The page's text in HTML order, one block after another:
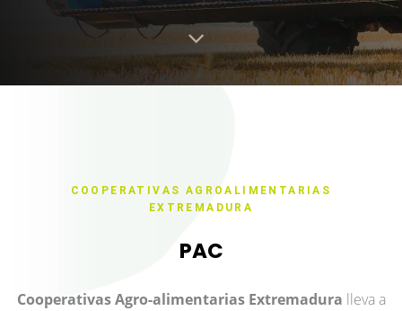
COOPERATIVAS AGROALIMENTARIAS
EXTREMADURA
PAC
Cooperativas Agro-alimentarias Extremadura lleva a